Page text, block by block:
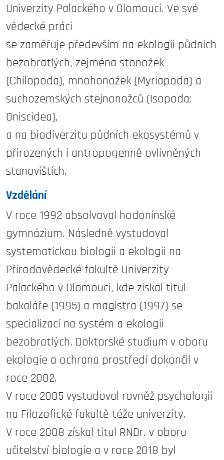
Univerzity Palackého v Olomouci. Ve své
vědecké práci
se zaměřuje především na ekologii půdních
bezobratlých, zejména stonožek
(Chilopoda), mnohonožek (Myriapoda) a
suchozemských stejnonožců (Isopoda:
Oniscidea),
a na biodiverzitu půdních ekosystémů v
přirozených i antropogenně ovlivněných
stanovištích.
Vzdělání
V roce 1992 absolvoval hodonínské
gymnázium. Následně vystudoval
systematickou biologii a ekologii na
Přírodovědecké fakultě Univerzity
Palackého v Olomouci, kde získal titul
bakaláře (1995) a magistra (1997) se
specializací na systém a ekologii
bezobratlých. Doktorské studium v oboru
ekologie a ochrana prostředí dokončil v
roce 2002.
V roce 2005 vystudoval rovněž psychologii
na Filozofické fakultě téže univerzity.
V roce 2008 získal titul RNDr. v oboru
učitelství biologie a v roce 2018 byl